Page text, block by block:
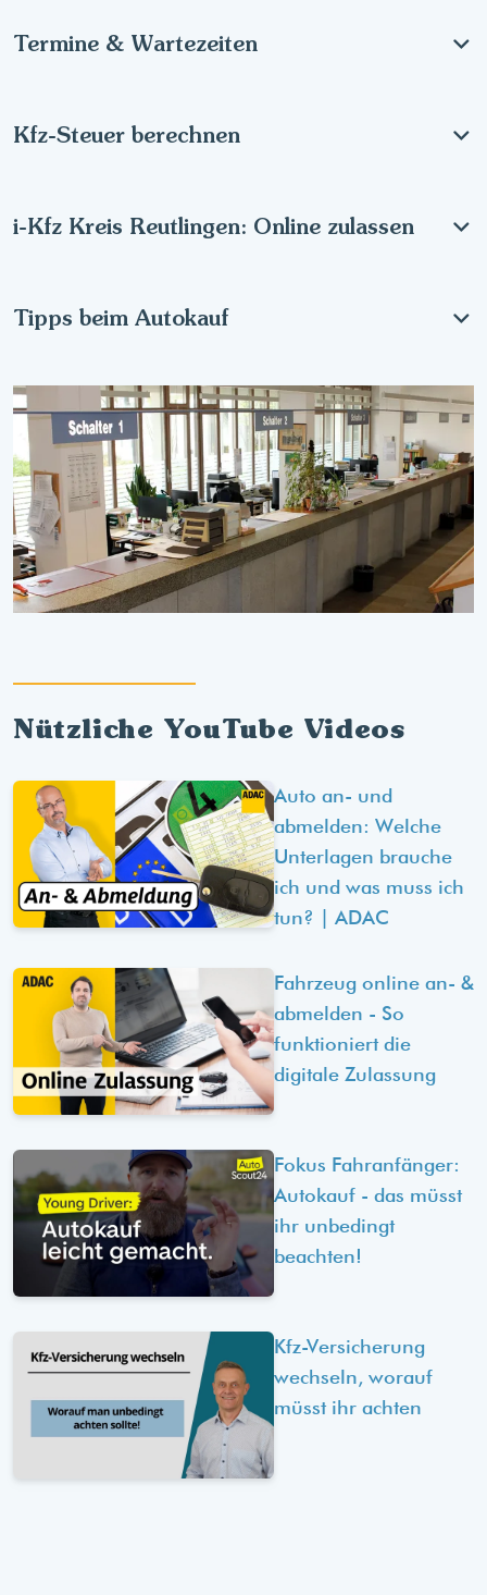
Termine & Wartezeiten
Kfz-Steuer berechnen
i-Kfz Kreis Reutlingen: Online zulassen
Tipps beim Autokauf
Nützliche YouTube Videos
Auto an- und
abmelden: Welche
Unterlagen brauche
ich und was muss ich
tun? | ADAC
Fahrzeug online an- &
abmelden - So
funktioniert die
digitale Zulassung
Fokus Fahranfänger:
Autokauf - das müsst
ihr unbedingt
beachten!
Kfz-Versicherung
wechseln, worauf
müsst ihr achten